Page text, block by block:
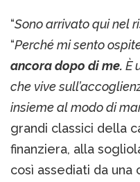
“Sono arrivato qui nel
“Perché mi sento
ancora dopo di me. È
che vive
insieme al modo di
grandi classici della
finanziera, alla
così assediati da